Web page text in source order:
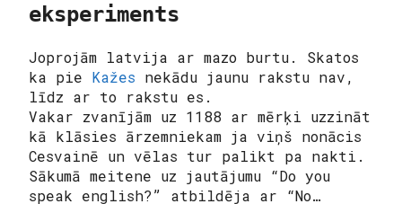
eksperiments
Joprojām latvija ar mazo burtu. Skatos
ka pie Kažes nekādu jaunu rakstu nav,
līdz ar to rakstu es.
Vakar zvanījām uz 1188 ar mērķi uzzināt
kā klāsies ārzemniekam ja viņš nonācis
Cesvainē un vēlas tur palikt pa nakti.
Sākumā meitene uz jautājumu “Do you
speak english?” atbildēja ar “No…